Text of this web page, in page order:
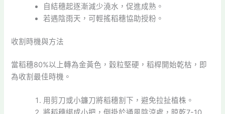
自結穗起逐漸減少澆水，促進成熟。
若遇陰雨天，可輕搖稻穗協助授粉。
收割時機與方法
當稻穗80%以上轉為金黃色，穀粒堅硬，稻桿開始乾枯，即
為收割最佳時機。
用剪刀或小鐮刀將稻穗割下，避免拉扯植株。